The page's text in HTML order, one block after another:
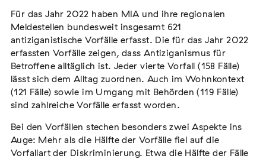
Am 18.09.2023 veröffentlichte die bundesweite Melde-
und Informationsstelle Antiziganismus (MIA) ihren ersten
Jahresbericht und präsentierte dessen Ergebnisse auf der
Bundespressekonferenz in Berlin.
Für das Jahr 2022 haben MIA und ihre regionalen
Meldestellen bundesweit insgesamt 621 antiziganistische
zeigen, dass Antiziganismus für Betroffene alltäglich ist.
Jeder vierte Vorfall (158 Fälle) lässt sich dem Alltag
zuordnen. Auch im Wohnkontext (121 Fälle) sowie im
Für das Jahr 2022 haben MIA und ihre regionalen
Meldestellen bundesweit insgesamt 621
antiziganistische Vorfälle erfasst. Die für das Jahr 2022
erfassten Vorfälle zeigen, dass Antiziganismus für
Betroffene alltäglich ist. Jeder vierte Vorfall (158 Fälle)
lässt sich dem Alltag zuordnen. Auch im Wohnkontext
(121 Fälle) sowie im Umgang mit Behörden (119 Fälle)
sind zahlreiche Vorfälle erfasst worden.
Bei den Vorfällen stechen besonders zwei Aspekte ins
Auge: Mehr als die Hälfte der Vorfälle fiel auf die
Vorfallart der Diskriminierung. Etwa die Hälfte der Fälle